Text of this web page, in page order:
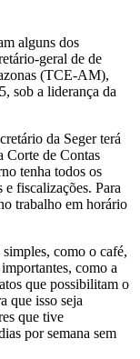
alguns dos
geral de de
(TCE-AM),
sob a liderança da
da Seger terá
Corte de Contas
tenha todos os
e fiscalizações. Para
trabalho em horário
simples, como o café,
como a
que possibilitam o
que isso seja
que tive
por semana sem